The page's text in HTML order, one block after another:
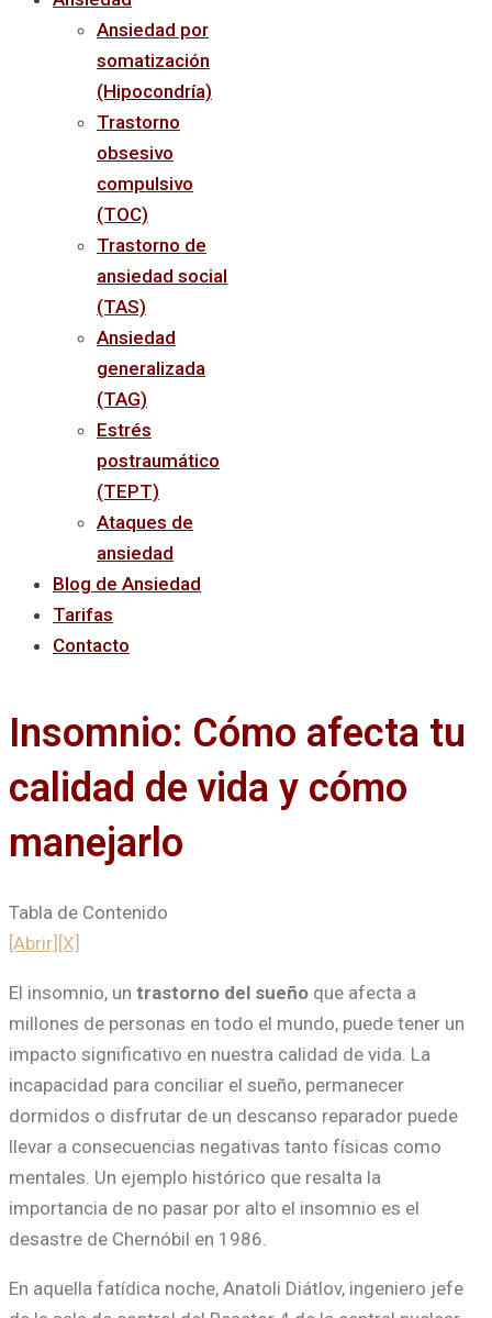
Ansiedad por
somatización
(Hipocondría)
Trastorno
obsesivo
compulsivo
(TOC)
Trastorno de
ansiedad social
(TAS)
Ansiedad
generalizada
(TAG)
Estrés
postraumático
(TEPT)
Ataques de
ansiedad
Blog de Ansiedad
Tarifas
Contacto
Insomnio: Cómo afecta tu
calidad de vida y cómo
manejarlo
Tabla de Contenido
[Abrir] [X]
El insomnio, un trastorno del sueño que afecta a
millones de personas en todo el mundo, puede tener un
impacto significativo en nuestra calidad de vida. La
incapacidad para conciliar el sueño, permanecer
dormidos o disfrutar de un descanso reparador puede
llevar a consecuencias negativas tanto físicas como
mentales. Un ejemplo histórico que resalta la
importancia de no pasar por alto el insomnio es el
desastre de Chernóbil en 1986.
En aquella fatídica noche, Anatoli Diátlov, ingeniero jefe